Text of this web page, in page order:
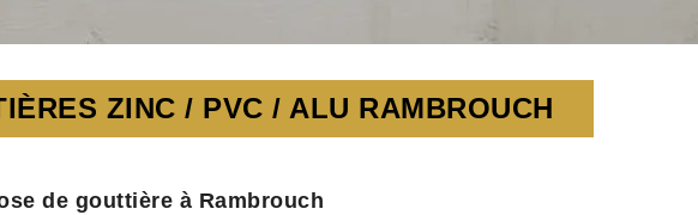
ZINC / PVC / ALU RAMBROUCH
de gouttière à Rambrouch